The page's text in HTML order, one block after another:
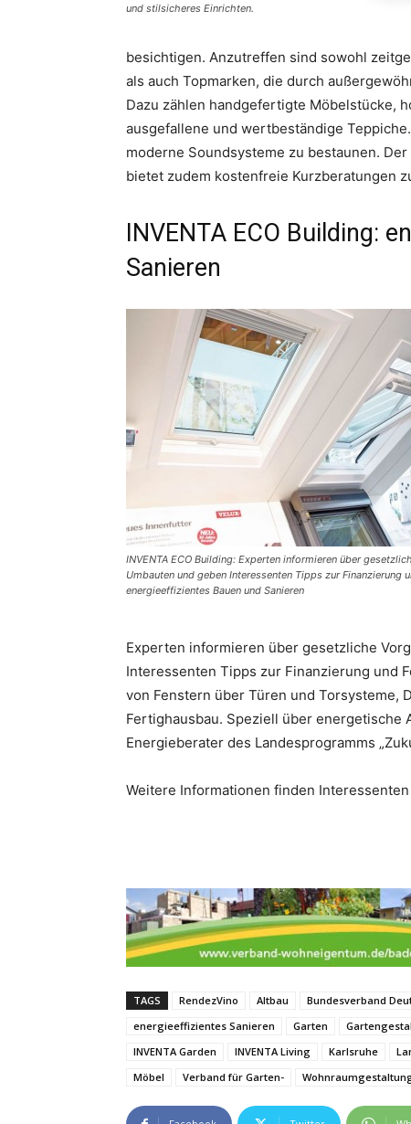
und stilsicheres Einrichten.
besichtigen. Anzutreffen sind sowohl
als auch Topmarken, die durch
Dazu zählen handgefertigte Möbelstücke,
ausgefallene und wertbeständige
moderne Soundsysteme zu bestaunen.
bietet zudem kostenfreie Kurzberatungen
INVENTA ECO Building:
Sanieren
INVENTA ECO Building: Experten informieren über
Umbauten und geben Interessenten Tipps zur Finanzierung
energieeffizientes Bauen und Sanieren
Experten informieren über gesetzliche
Interessenten Tipps zur Finanzierung und
von Fenstern über Türen und Torsysteme,
Fertighausbau. Speziell über energetische
Energieberater des Landesprogramms
Weitere Informationen finden
TAGS ­RendezVino Altbau Bundesverband
energieeffizientes Sanieren
Garten
INVENTA Garden
INVENTA Living Karlsruhe
Möbel
Verband für Garten-